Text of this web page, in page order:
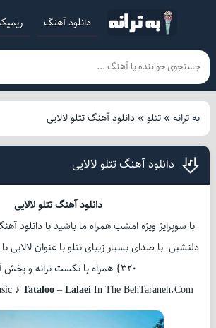
دانلود آهنگ
به ترانه» تتلو» دانلود آهنگ تتلو لالایی
دانلود آهنگ تتلو لالایی
دانلود آهنگ تتلو لالایی
با سوپرایژ ویژه امشب همراه ما باشید با دانلود
320} همراه با تکست ترانه و پخش آنلاین
♪ Tataloo–LalaeiIn The BehTaraneh.Com